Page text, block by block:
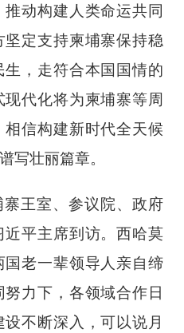
动构建人类命运共同
定支持柬埔寨保持稳
，走符合本国国情的
代化将为柬埔寨等周
信构建新时代全天候
写壮丽篇章。
王室、参议院、政府
平主席到访。西哈莫
国老一辈领导人亲自缔
力下，各领域合作日
不断深入，可以说月